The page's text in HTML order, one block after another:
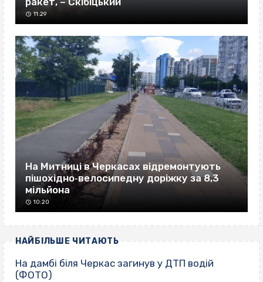
11:29
На Митниці в Черкасах відремонтують
пішохідно‐велосипедну доріжку за 8,3
мільйона
10:20
НАЙБІЛЬШЕ ЧИТАЮТЬ
На дамбі біля Черкас загинув у ДТП водій
(ФОТО)